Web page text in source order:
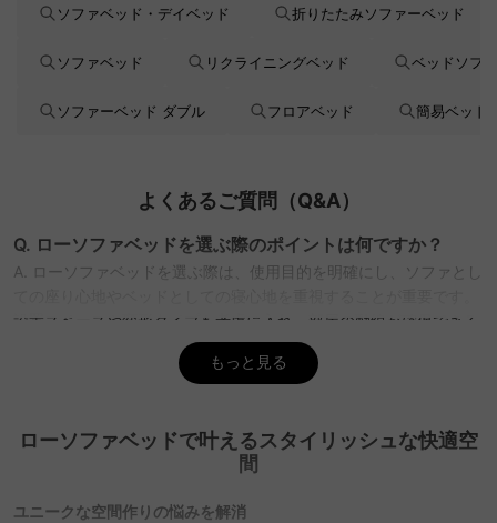
ソファベッド・デイベッド 折りたたみソファーベッド
ソファベッド リクライニングベッド ベッドソファ
ソファーベッド ダブル フロアベッド 簡易ベッド
よくあるご質問（Q&A）
Q. ローソファベッドを選ぶ際のポイントは何ですか？
A. ローソファベッドを選ぶ際は、使用目的を明確にし、ソファとし
設置スペースや変形タイプも考慮に入れ、部屋の動線が確保できる
か確認しましょう。CAGUUUでは、バーチャルショールームを活用
して、実際の設置イメージを確認できるので、選びやすさが向上し
Q. ローソファベッドのメリットとデメリットは何ですか？
A. ローソファベッドのメリットは、限られたスペースを有効活用で
立ち上がりにくい場合があります。CAGUUUのローソファベッド
もっと見る
ローソファベッドで叶えるスタイリッシュな快適空
間
ユニークな空間作りの悩みを解消